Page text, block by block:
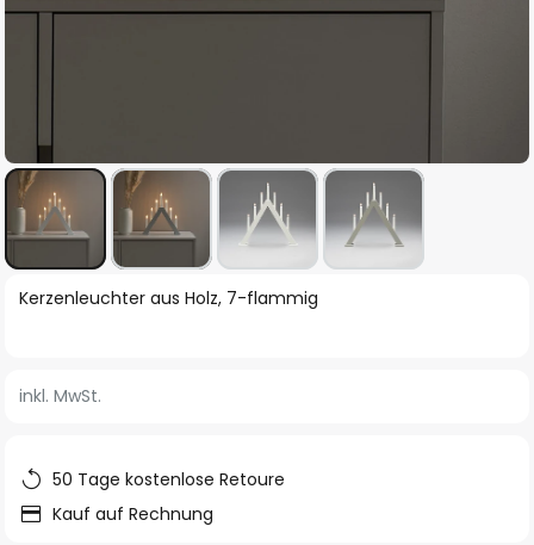
Zum
springen
Kerzenleuchter aus Holz, 7-flammig
inkl. MwSt.
50 Tage kostenlose Retoure
Kauf auf Rechnung